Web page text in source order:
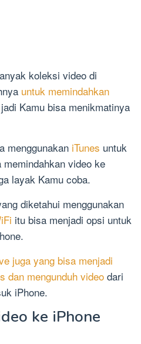
koleksi video di
untuk memindahkan
Kamu bisa menikmatinya
menggunakan iTunes untuk
video ke
layak Kamu coba.
diketahui menggunakan
itu bisa menjadi opsi untuk
juga yang bisa menjadi
dan mengunduh video dari
iPhone.
ke iPhone